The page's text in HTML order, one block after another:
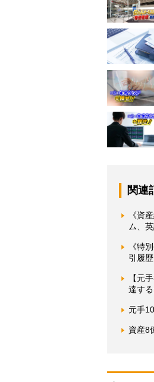
関連
《資
ム、
《特
引履
【元
達する
元手
資産8